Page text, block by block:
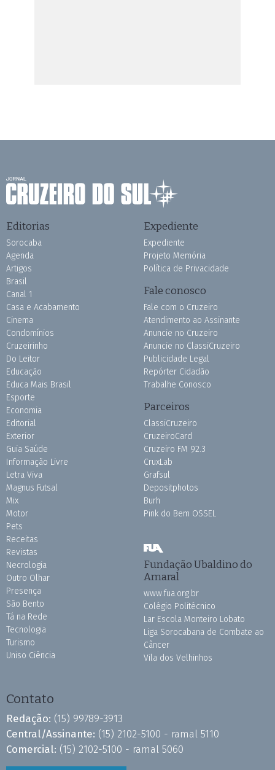
Editorias
Sorocaba
Agenda
Artigos
Brasil
Canal 1
Casa e Acabamento
Cinema
Condomínios
Cruzeirinho
Do Leitor
Educação
Educa Mais Brasil
Esporte
Economia
Editorial
Exterior
Guia Saúde
Informação Livre
Letra Viva
Magnus Futsal
Mix
Motor
Pets
Receitas
Revistas
Necrologia
Outro Olhar
Presença
São Bento
Tá na Rede
Tecnologia
Turismo
Uniso Ciência
Expediente
Expediente
Projeto Memória
Política de Privacidade
Fale conosco
Fale com o Cruzeiro
Atendimento ao Assinante
Anuncie no Cruzeiro
Anuncie no ClassiCruzeiro
Publicidade Legal
Repórter Cidadão
Trabalhe Conosco
Parceiros
ClassiCruzeiro
CruzeiroCard
Cruzeiro FM 92.3
CruxLab
Grafsul
Depositphotos
Burh
Pink do Bem OSSEL
Fundação Ubaldino do
Amaral
www.fua.org.br
Colégio Politécnico
Lar Escola Monteiro Lobato
Liga Sorocabana de Combate ao
Câncer
Vila dos Velhinhos
Contato
Redação: (15) 99789-3913
Central/Assinante: (15) 2102-5100 - ramal 5110
Comercial: (15) 2102-5100 - ramal 5060